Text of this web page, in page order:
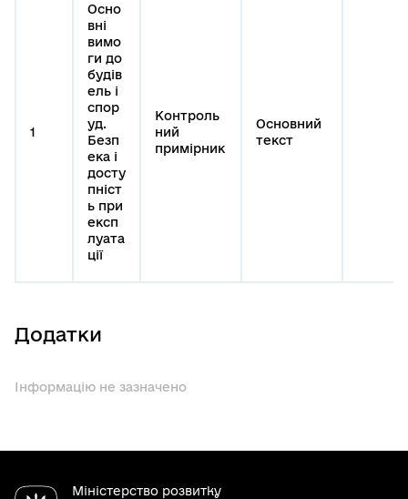
1
Осно
вні
вимо
ги до
будів
ель і
спор
уд.
Безп
ека і
досту
пніст
ь при
експ
луата
ції
Контроль
ний
примірник
Основний
текст
Додатки
Інформацію не зазначено
Міністерство розвитку